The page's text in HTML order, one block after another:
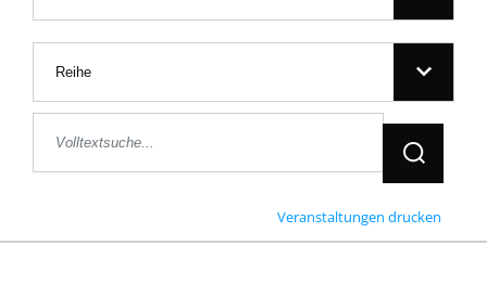
Reihe
Jetzt
Veranstaltungen drucken